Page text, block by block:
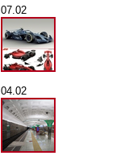
07.02
04.02